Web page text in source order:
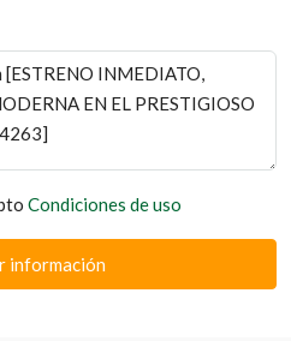
Condiciones de uso
información